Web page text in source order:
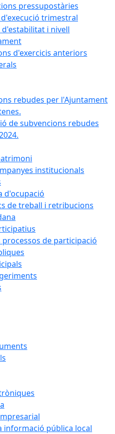
pressupostàries
trimestral
i nivell
d'exercicis anteriors
rebudes per l'Ajuntament
de subvencions rebudes
institucionals
d'ocupació
de treball i retribucions
processos de participació
informació pública local